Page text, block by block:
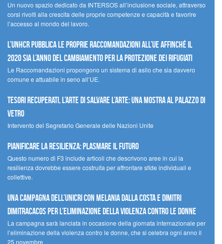
Un nuovo spazio dedicato da INTERSOS all’inclusione sociale, attraverso
corsi rivolti alla crescita delle proprie competenze e capacità e favorire
l’accesso al mondo del lavoro.
L’UNHCR pubblica le proprie raccomandazioni all’UE affinché il
2020 sia l’anno del cambiamento per la protezione dei rifugiati
Le Raccomandazioni propongono un sistema di asilo che sia davvero
comune e attuabile in seno all’UE.
Tesori recuperati, l’arte di salvare l’arte: una mostra al Palazzo di
Vetro
Intervento del Segretario Generale delle Nazioni Unite
Pianificare la resilienza: plasmare il futuro
Questo numero di F3 include articoli che descrivono aree in cui la
resilienza dovrebbe essere costruita per affrontare sfide individuali e
collettive.
Una campagna dell’UNICRI con Melania Dalla Costa e Dimitri
Dimitracacos per l’eliminazione della violenza contro le donne
La campagna sarà lanciata in occasione della giornata internazionale per
l’eliminazione della violenza contro le donne, che si celebra ogni anno il
25 novembre